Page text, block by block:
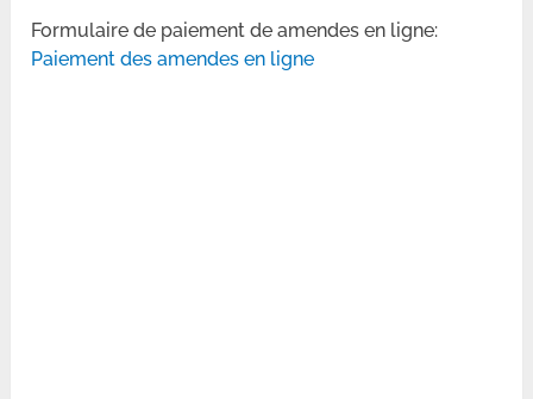
Formulaire de paiement de amendes en ligne:
Paiement des amendes en ligne